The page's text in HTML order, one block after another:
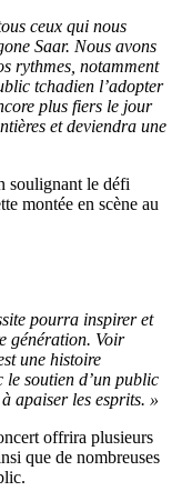
ceux qui nous
Saar. Nous avons
rythmes, notamment
tchadien l’adopter
plus fiers le jour
et deviendra une
soulignant le défi
montée en scène au
pourra inspirer et
génération. Voir
une histoire
soutien d’un public
apaiser les esprits. »
offrira plusieurs
que de nombreuses